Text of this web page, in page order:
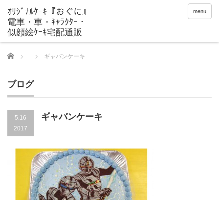
menu
Home ギャバンケーキ
ブログ
5.16
2017
ギャバンケーキ